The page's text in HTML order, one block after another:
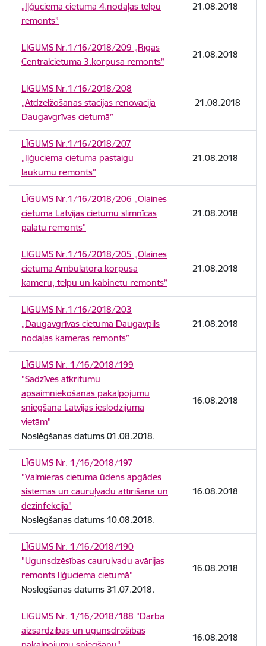
„Iļģuciema cietuma 4.nodaļas telpu
remonts”
21.08.2018
LĪGUMS Nr.1/16/2018/209 „Rīgas
Centrālcietuma 3.korpusa remonts”
21.08.2018
LĪGUMS Nr.1/16/2018/208
„Atdzelžošanas stacijas renovācija
Daugavgrīvas cietumā”
21.08.2018
LĪGUMS Nr.1/16/2018/207
„Iļģuciema cietuma pastaigu
laukumu remonts”
21.08.2018
LĪGUMS Nr.1/16/2018/206 „Olaines
cietuma Latvijas cietumu slimnīcas
palātu remonts”
21.08.2018
LĪGUMS Nr.1/16/2018/205 „Olaines
cietuma Ambulatorā korpusa
kameru, telpu un kabinetu remonts”
21.08.2018
LĪGUMS Nr.1/16/2018/203
„Daugavgrīvas cietuma Daugavpils
nodaļas kameras remonts”
21.08.2018
LĪGUMS Nr. 1/16/2018/199
"Sadzīves atkritumu
apsaimniekošanas pakalpojumu
sniegšana Latvijas ieslodzījuma
vietām"
Noslēgšanas datums 01.08.2018.
16.08.2018
LĪGUMS Nr. 1/16/2018/197
"Valmieras cietuma ūdens apgādes
sistēmas un cauruļvadu attīrīšana un
dezinfekcija"
Noslēgšanas datums 10.08.2018.
16.08.2018
LĪGUMS Nr. 1/16/2018/190
"Ugunsdzēsības cauruļvadu avārijas
remonts Iļģuciema cietumā"
Noslēgšanas datums 31.07.2018.
16.08.2018
LĪGUMS Nr. 1/16/2018/188 "Darba
aizsardzības un ugunsdrošības
16.08.2018